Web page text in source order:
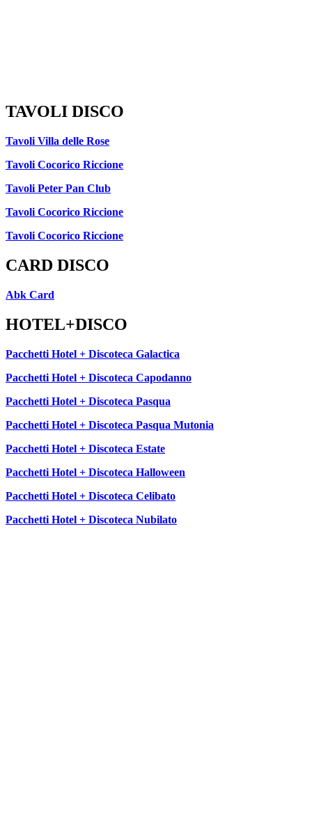
TAVOLI DISCO
Tavoli Villa delle Rose
Tavoli Cocorico Riccione
Tavoli Peter Pan Club
Tavoli Cocorico Riccione
Tavoli Cocorico Riccione
CARD DISCO
Abk Card
HOTEL+DISCO
Pacchetti Hotel + Discoteca Galactica
Pacchetti Hotel + Discoteca Capodanno
Pacchetti Hotel + Discoteca Pasqua
Pacchetti Hotel + Discoteca Pasqua Mutonia
Pacchetti Hotel + Discoteca Estate
Pacchetti Hotel + Discoteca Halloween
Pacchetti Hotel + Discoteca Celibato
Pacchetti Hotel + Discoteca Nubilato